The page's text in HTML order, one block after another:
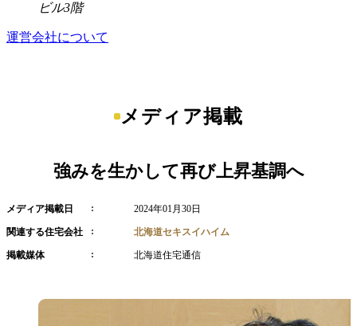
ビル3階
運営会社について
メディア掲載
強みを生かして再び上昇基調へ
メディア掲載日 2024年01月30日
関連する住宅会社 北海道セキスイハイム
掲載媒体 北海道住宅通信